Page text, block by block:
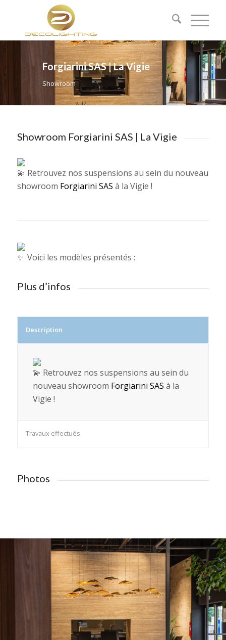
Forgiarini SAS | La Vigie
Showroom
Showroom Forgiarini SAS | La Vigie
Retrouvez nos suspensions au sein du nouveau
showroom Forgiarini SAS à la Vigie !
Voici les modèles présentés :
Plus d’infos
Description
Retrouvez nos suspensions au sein du
nouveau showroom Forgiarini SAS à la
Vigie !
Travaux effectués
Photos